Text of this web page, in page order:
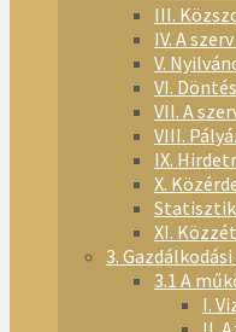
III.
IV. A
V.
VI.
VII. A
VIII.
IX.
X.
XI.
3.
3.1 A
I.